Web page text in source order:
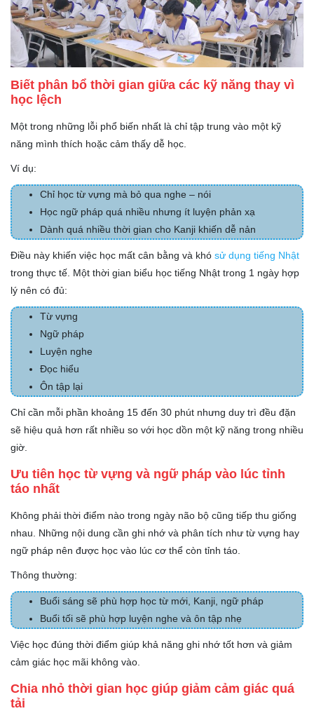
Biết phân bổ thời gian giữa các kỹ năng thay vì
học lệch
Một trong những lỗi phổ biến nhất là chỉ tập trung vào một kỹ
năng mình thích hoặc cảm thấy dễ học.
Ví dụ:
Chỉ học từ vựng mà bỏ qua nghe – nói
Học ngữ pháp quá nhiều nhưng ít luyện phản xạ
Dành quá nhiều thời gian cho Kanji khiến dễ nản
Điều này khiến việc học mất cân bằng và khó sử dụng tiếng Nhật
trong thực tế. Một thời gian biểu học tiếng Nhật trong 1 ngày hợp
lý nên có đủ:
Từ vựng
Ngữ pháp
Luyện nghe
Đọc hiểu
Ôn tập lại
Chỉ cần mỗi phần khoảng 15 đến 30 phút nhưng duy trì đều đặn
sẽ hiệu quả hơn rất nhiều so với học dồn một kỹ năng trong nhiều
giờ.
Ưu tiên học từ vựng và ngữ pháp vào lúc tỉnh
táo nhất
Không phải thời điểm nào trong ngày não bộ cũng tiếp thu giống
nhau. Những nội dung cần ghi nhớ và phân tích như từ vựng hay
ngữ pháp nên được học vào lúc cơ thể còn tỉnh táo.
Thông thường:
Buổi sáng sẽ phù hợp học từ mới, Kanji, ngữ pháp
Buổi tối sẽ phù hợp luyện nghe và ôn tập nhẹ
Việc học đúng thời điểm giúp khả năng ghi nhớ tốt hơn và giảm
cảm giác học mãi không vào.
Chia nhỏ thời gian học giúp giảm cảm giác quá
tải